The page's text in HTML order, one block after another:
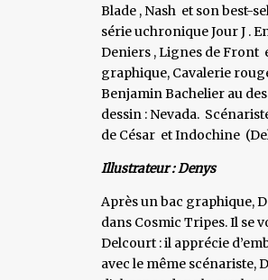
Blade , Nash et son best-
série uchronique Jour J .
Deniers , Lignes de Front
graphique, Cavalerie
Benjamin Bachelier au
dessin : Nevada.
de César et Indochine
Illustrateur : Denys
Après un bac graphique,
dans Cosmic Tripes. Il se
Delcourt : il apprécie
avec le même scénariste,